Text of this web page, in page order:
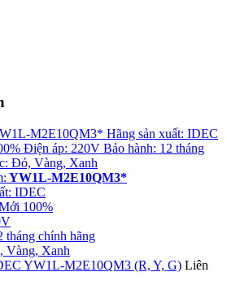
YW1L-M2E10QM3*
IDEC
100%
tháng chính hãng
Vàng, Xanh
YW1L-M2E10QM3 (R, Y, G) Liên